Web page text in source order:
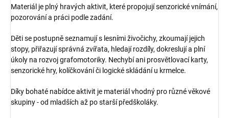
Materiál je plný hravých aktivit, které propojují senzorické vnímání,
pozorování a práci podle zadání.
Děti se postupně seznamují s lesními živočichy, zkoumají jejich
stopy, přiřazují správná zvířata, hledají rozdíly, dokreslují a plní
úkoly na rozvoj grafomotoriky. Nechybí ani prosvětlovací karty,
senzorické hry, kolíčkování či logické skládání u krmelce.
Díky bohaté nabídce aktivit je materiál vhodný pro různé věkové
skupiny - od mladších až po starší předškoláky.